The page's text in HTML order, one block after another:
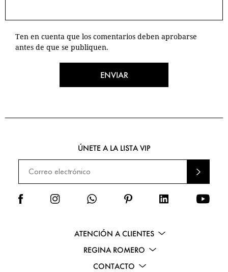
Ten en cuenta que los comentarios deben aprobarse
antes de que se publiquen.
ENVIAR
ATENCIÓN A CLIENTES
REGINA ROMERO
CONTACTO
ÚNETE A LA LISTA VIP
ENVI
AR